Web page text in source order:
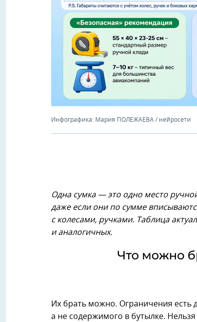
Инфографика: Мария ПОЛЕЖАЕВА / нейросети
Одна сумка — это одно место
даже если они по сумме
с колесами, ручками. Таблица
и аналогичных.
Что можно
Их брать можно. Ограничения
а не содержимого в бутылке.